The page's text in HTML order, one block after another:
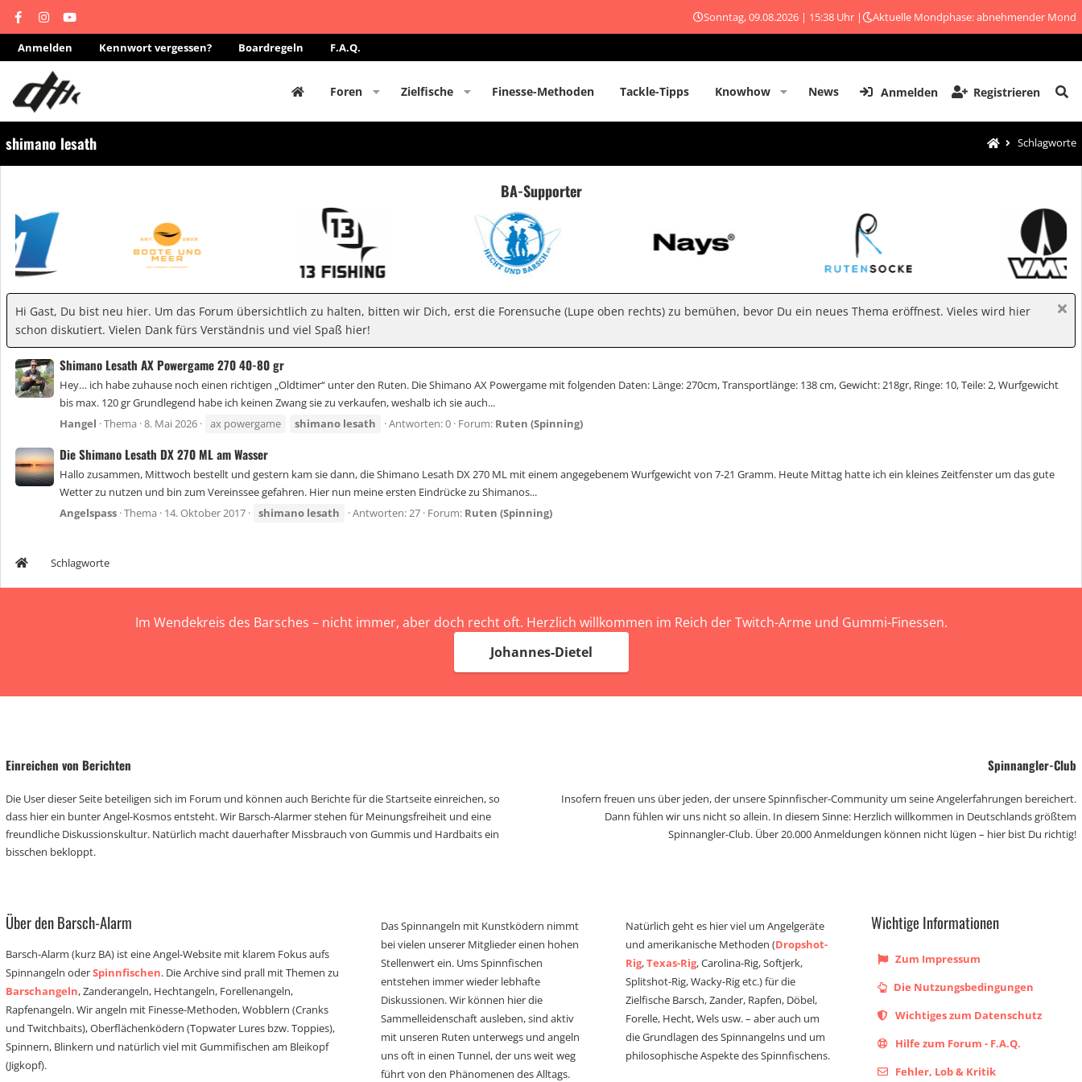
Sonntag, 09.08.2026 | 15:38 Uhr | Aktuelle Mondphase: abnehmender Mond
Anmelden Kennwort vergessen? Boardregeln F.A.Q.
Foren Zielfische Finesse-Methoden Tackle-Tipps Knowhow News Anmelden Registrieren
shimano lesath Schlagworte
BA-Supporter
Hi Gast, Du bist neu hier. Um das Forum übersichtlich zu halten, bitten wir Dich, erst die Forensuche (Lupe oben rechts) zu bemühen, bevor Du ein neues Thema eröffnest. Vieles wird hier
schon diskutiert. Vielen Dank fürs Verständnis und viel Spaß hier!
Shimano Lesath AX Powergame 270 40-80 gr
Hey… ich habe zuhause noch einen richtigen „Oldtimer“ unter den Ruten. Die Shimano AX Powergame mit folgenden Daten: Länge: 270cm, Transportlänge: 138 cm, Gewicht: 218gr, Ringe: 10, Teile: 2, Wurfgewicht
bis max. 120 gr Grundlegend habe ich keinen Zwang sie zu verkaufen, weshalb ich sie auch...
Hangel Thema 8. Mai 2026 ax powergame shimano lesath Antworten: 0 Forum: Ruten (Spinning)
Die Shimano Lesath DX 270 ML am Wasser
Hallo zusammen, Mittwoch bestellt und gestern kam sie dann, die Shimano Lesath DX 270 ML mit einem angegebenem Wurfgewicht von 7-21 Gramm. Heute Mittag hatte ich ein kleines Zeitfenster um das gute
Wetter zu nutzen und bin zum Vereinssee gefahren. Hier nun meine ersten Eindrücke zu Shimanos...
Angelspass Thema 14. Oktober 2017 shimano lesath Antworten: 27 Forum: Ruten (Spinning)
Schlagworte
Im Wendekreis des Barsches – nicht immer, aber doch recht oft. Herzlich willkommen im Reich der Twitch-Arme und Gummi-Finessen.
Johannes-Dietel
Einreichen von Berichten
Die User dieser Seite beteiligen sich im Forum und können auch Berichte für die Startseite einreichen, so
dass hier ein bunter Angel-Kosmos entsteht. Wir Barsch-Alarmer stehen für Meinungsfreiheit und eine
freundliche Diskussionskultur. Natürlich macht dauerhafter Missbrauch von Gummis und Hardbaits ein
bisschen bekloppt.
Spinnangler-Club
Insofern freuen uns über jeden, der unsere Spinnfischer-Community um seine Angelerfahrungen bereichert.
Dann fühlen wir uns nicht so allein. In diesem Sinne: Herzlich willkommen in Deutschlands größtem
Spinnangler-Club. Über 20.000 Anmeldungen können nicht lügen – hier bist Du richtig!
Über den Barsch-Alarm
Barsch-Alarm (kurz BA) ist eine Angel-Website mit klarem Fokus aufs
Spinnangeln oderSpinnfischen. Die Archive sind prall mit Themen zu
Barschangeln, Zanderangeln, Hechtangeln, Forellenangeln,
Rapfenangeln. Wir angeln mit Finesse-Methoden, Wobblern (Cranks
und Twitchbaits), Oberflächenködern (Topwater Lures bzw. Toppies),
Spinnern, Blinkern und natürlich viel mit Gummifischen am Bleikopf
(Jigkopf).
Das Spinnangeln mit Kunstködern nimmt
bei vielen unserer Mitglieder einen hohen
Stellenwert ein. Ums Spinnfischen
entstehen immer wieder lebhafte
Diskussionen. Wir können hier die
Sammelleidenschaft ausleben, sind aktiv
mit unseren Ruten unterwegs und angeln
uns oft in einen Tunnel, der uns weit weg
führt von den Phänomenen des Alltags.
Natürlich geht es hier viel um Angelgeräte
und amerikanische Methoden (Dropshot-
Rig,Texas-Rig, Carolina-Rig, Softjerk,
Splitshot-Rig, Wacky-Rig etc.) für die
Zielfische Barsch, Zander, Rapfen, Döbel,
Forelle, Hecht, Wels usw. – aber auch um
die Grundlagen des Spinnangelns und um
philosophische Aspekte des Spinnfischens.
Wichtige Informationen
Zum Impressum
Die Nutzungsbedingungen
Wichtiges zum Datenschutz
Hilfe zum Forum - F.A.Q.
Fehler, Lob & Kritik